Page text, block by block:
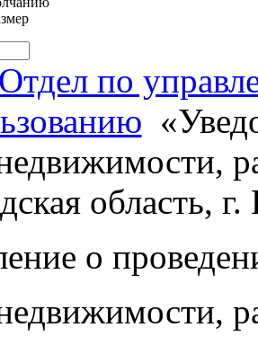
Отдел по
область,
о